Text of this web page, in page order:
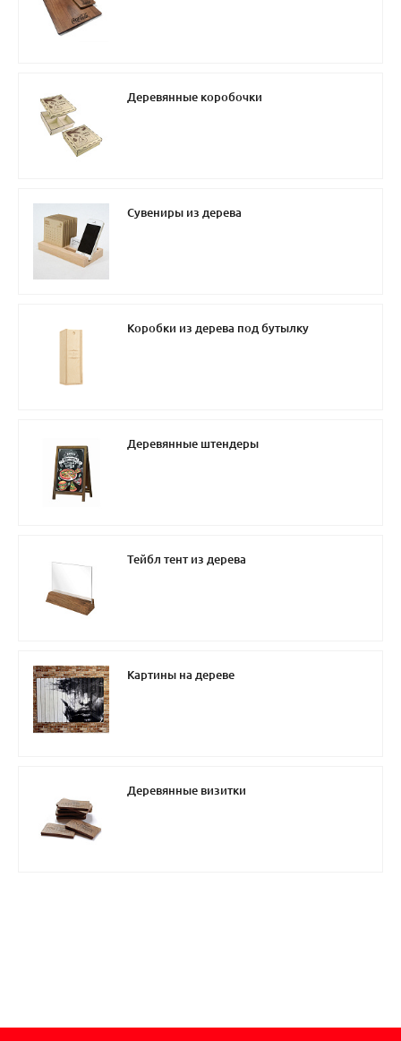
Деревянные коробочки
Сувениры из дерева
Коробки из дерева под бутылку
Деревянные штендеры
Тейбл тент из дерева
Картины на дереве
Деревянные визитки